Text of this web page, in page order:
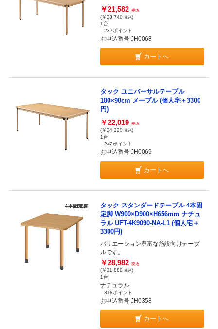
￥21,582 税抜
(￥23,740 税込)
1台
237ポイント
お申込番号 JH0068
カートへ
タック ユニバーサルテーブル
180×90cm メープル (個人宅＋3300
円)
￥22,019 税抜
(￥24,220 税込)
1台
242ポイント
お申込番号 JH0069
カートへ
タック スタンダードテーブル 4本固
定脚 W900×D900×H656mm ナチュ
ラル UFT-4K9090-NA-L1 (個人宅＋
3300円)
バリエーション豊富な施設向けテーブ
ルです。
￥28,982 税抜
(￥31,880 税込)
1台
ナチュラル
318ポイント
お申込番号 JH0358
カートへ